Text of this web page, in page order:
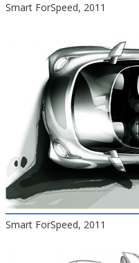
Smart ForSpeed, 2011
Smart ForSpeed, 2011